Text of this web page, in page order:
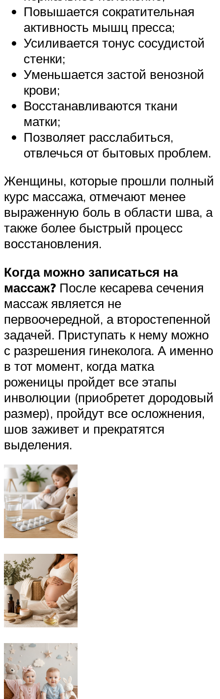
Повышается сократительная
активность мышц пресса;
Усиливается тонус сосудистой
стенки;
Уменьшается застой венозной
крови;
Восстанавливаются ткани
матки;
Позволяет расслабиться,
отвлечься от бытовых проблем.
Женщины, которые прошли полный
курс массажа, отмечают менее
выраженную боль в области шва, а
также более быстрый процесс
восстановления.
Когда можно записаться на
массаж? После кесарева сечения
массаж является не
первоочередной, а второстепенной
задачей. Приступать к нему можно
с разрешения гинеколога. А именно
в тот момент, когда матка
роженицы пройдет все этапы
инволюции (приобретет дородовый
размер), пройдут все осложнения,
шов заживет и прекратятся
выделения.